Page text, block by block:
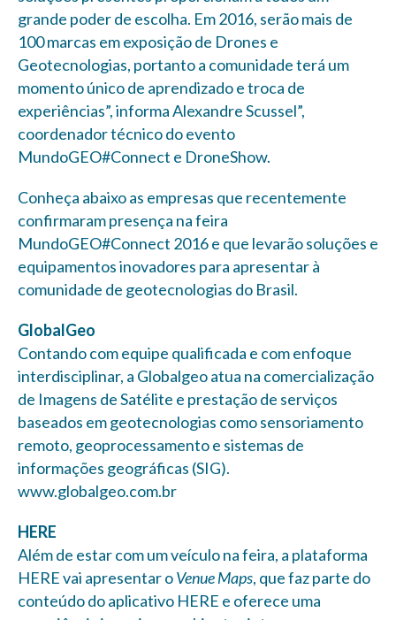
grande poder de escolha. Em 2016, serão mais de
100 marcas em exposição de Drones e
Geotecnologias, portanto a comunidade terá um
momento único de aprendizado e troca de
experiências”, informa Alexandre Scussel”,
coordenador técnico do evento
MundoGEO#Connect e DroneShow.
Conheça abaixo as empresas que recentemente
confirmaram presença na feira
MundoGEO#Connect 2016 e que levarão soluções e
equipamentos inovadores para apresentar à
comunidade de geotecnologias do Brasil.
GlobalGeo
Contando com equipe qualificada e com enfoque
interdisciplinar, a Globalgeo atua na comercialização
de Imagens de Satélite e prestação de serviços
baseados em geotecnologias como sensoriamento
remoto, geoprocessamento e sistemas de
informações geográficas (SIG).
www.globalgeo.com.br
HERE
Além de estar com um veículo na feira, a plataforma
HERE vai apresentar oVenue Maps, que faz parte do
conteúdo do aplicativo HERE e oferece uma